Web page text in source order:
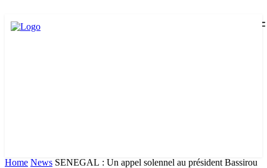
Home News SENEGAL : Un appel solennel au président Bassirou